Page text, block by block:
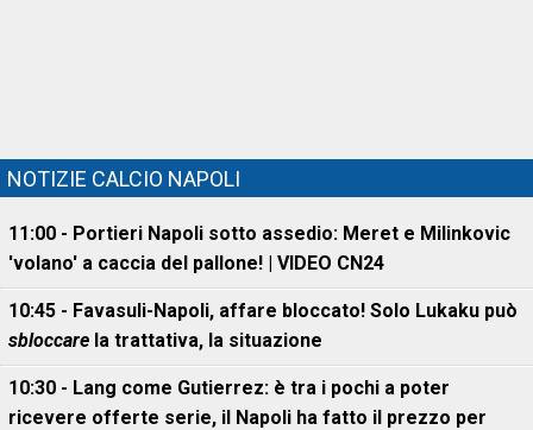
NOTIZIE CALCIO NAPOLI
11:00 - Portieri Napoli sotto assedio: Meret e Milinkovic
'volano' a caccia del pallone! | VIDEO CN24
10:45 - Favasuli-Napoli, affare bloccato! Solo Lukaku può
sbloccare la trattativa, la situazione
10:30 - Lang come Gutierrez: è tra i pochi a poter
ricevere offerte serie, il Napoli ha fatto il prezzo per